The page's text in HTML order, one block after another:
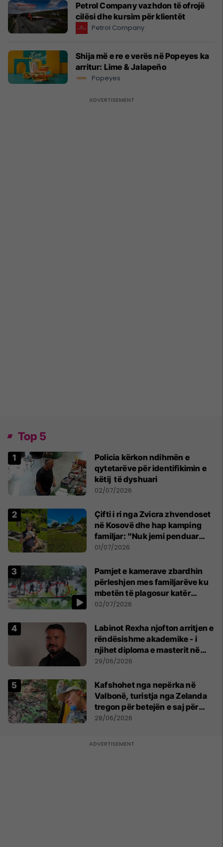
Petrol Company vazhdon të ofrojë
cilësi dhe kursim për klientët
Petrol Company
Shija më e re e verës në Popeyes ka
arritur: Lime & Jalapeño
Popeyes
Top 5
Policia kërkon ndihmën e
qytetarëve për identifikimin e
këtij të dyshuari
02/07/2026
Çifti i ri nga Zvicra zhvendoset
në Kosovë dhe hap kamping
familjar: "Nuk jemi penduar
asnjë ditë"
01/07/2026
Pamjet e kamerave zbardhin
përleshjen mes familjarëve ku
mbetën të plagosur katër
persona
02/07/2026
Labinot Rexha njofton arritjen e
rëndësishme akademike - i
njihet diploma e masterit në
Psikologji në Zvicër
29/06/2026
Kafshohet nga nepërka në
Valbonë, turistja nga Zelanda
tregon për betejën e saj për
mbijetesë
28/06/2026